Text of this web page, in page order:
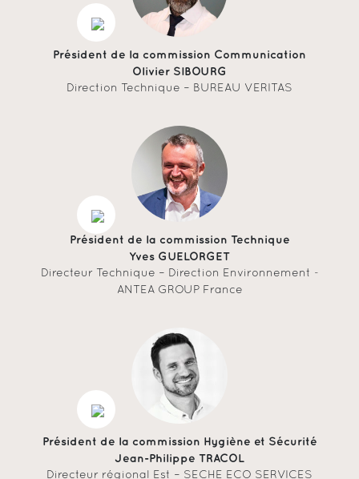
Président de la commission Communication
Olivier SIBOURG
Direction Technique – BUREAU VERITAS
Président de la commission Technique
Yves GUELORGET
Directeur Technique – Direction Environnement -
ANTEA GROUP France
Président de la commission Hygiène et Sécurité
Jean-Philippe TRACOL
Directeur régional Est – SECHE ECO SERVICES